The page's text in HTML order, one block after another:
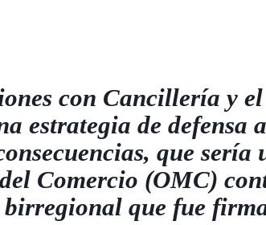
con Cancillería y
estrategia de defensa
que sería
Comercio (OMC)
que fue